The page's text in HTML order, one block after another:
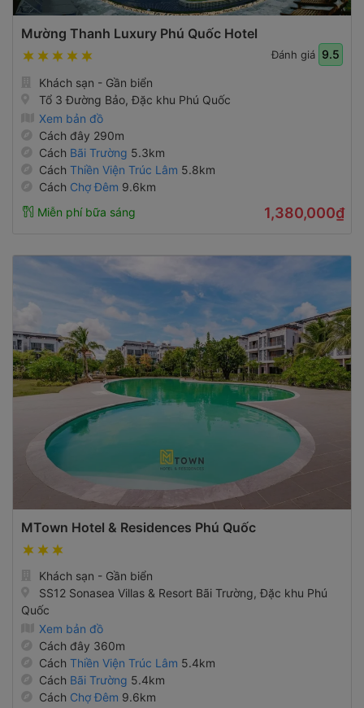
9.5
Tổ 3 Đường Bảo, Đặc khu Phú Quốc
Xem bản đồ
Cách đây 290m
Cách Bãi Trường
Cách Thiền Viện Trúc Lâm
Cách Chợ Đêm9.6km
SS12 Sonasea Villas & Resort Bãi Trường, Đặc khu Phú
Quốc
Xem bản đồ
Cách đây 360m
Cách Thiền Viện Trúc Lâm
Cách Bãi Trường 5.4km
Cách Chợ Đêm9.6km